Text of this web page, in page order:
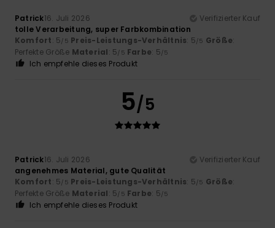
Patrick16. Juli 2026
Verifizierter Kauf
tolle Verarbeitung, super Farbkombination
Komfort: 5/5 Preis-Leistungs-Verhältnis: 5/5 Größe:
Perfekte Größe Material: 5/5 Farbe: 5/5
Ich empfehle dieses Produkt
5/5
Patrick16. Juli 2026
Verifizierter Kauf
angenehmes Material, gute Qualität
Komfort: 5/5 Preis-Leistungs-Verhältnis: 5/5 Größe:
Perfekte Größe Material: 5/5 Farbe: 5/5
Ich empfehle dieses Produkt